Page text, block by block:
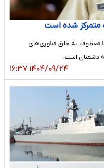
متمرکز شده است
معطوف به خلق فناوری‌های
دشمنان است.
۱۴۰۴/۰۹/۲۴ ۱۶:۳۷